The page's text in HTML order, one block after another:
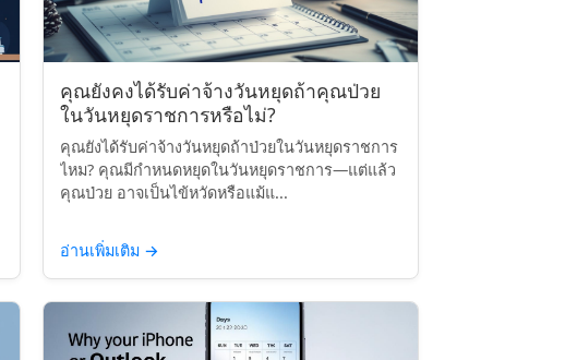
คุณยังคงได้รับค่าจ้างวันหยุดถ้าคุณป่วย
ในวันหยุดราชการหรือไม่?
คุณยังได้รับค่าจ้างวันหยุดถ้าป่วยในวันหยุดราชการ
ไหม? คุณมีกำหนดหยุดในวันหยุดราชการ—แต่แล้ว
คุณป่วย อาจเป็นไข้หวัดหรือแม้แ...
อ่านเพิ่มเติม →